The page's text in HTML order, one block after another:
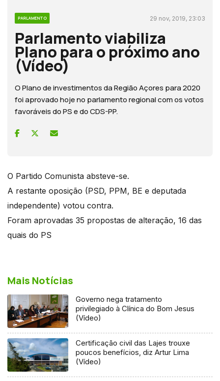
PARLAMENTO 29 nov, 2019, 23:03
Parlamento viabiliza
Plano para o próximo ano
(Vídeo)
O Plano de investimentos da Região Açores para 2020
foi aprovado hoje no parlamento regional com os votos
favoráveis do PS e do CDS-PP.
O Partido Comunista absteve-se.
A restante oposição (PSD, PPM, BE e deputada
independente) votou contra.
Foram aprovadas 35 propostas de alteração, 16 das
quais do PS
Mais Notícias
Governo nega tratamento
privilegiado à Clínica do Bom Jesus
(Vídeo)
Certificação civil das Lajes trouxe
poucos benefícios, diz Artur Lima
(Vídeo)